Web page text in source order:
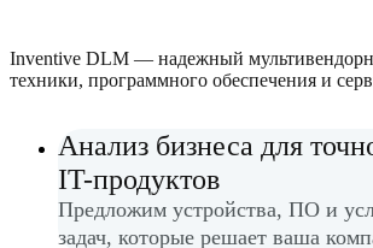
Inventive DLM — надежный
техники, программного обеспечения и
Анализ бизнеса для
IT-продуктов
Предложим устройства, ПО и
задач, которые решает ваша